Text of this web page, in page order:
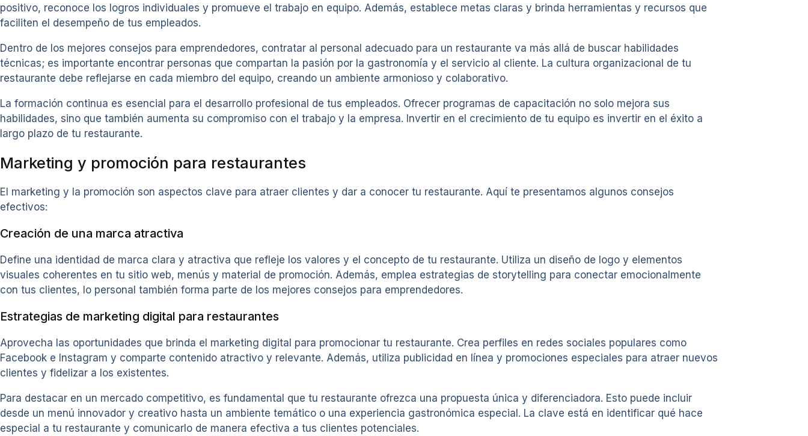
positivo, reconoce los logros individuales y promueve el trabajo en equipo. Además, establece metas claras y brinda herramientas y recursos que
faciliten el desempeño de tus empleados.
Dentro de los mejores consejos para emprendedores, contratar al personal adecuado para un restaurante va más allá de buscar habilidades
técnicas; es importante encontrar personas que compartan la pasión por la gastronomía y el servicio al cliente. La cultura organizacional de tu
restaurante debe reflejarse en cada miembro del equipo, creando un ambiente armonioso y colaborativo.
La formación continua es esencial para el desarrollo profesional de tus empleados. Ofrecer programas de capacitación no solo mejora sus
habilidades, sino que también aumenta su compromiso con el trabajo y la empresa. Invertir en el crecimiento de tu equipo es invertir en el éxito a
largo plazo de tu restaurante.
Marketing y promoción para restaurantes
El marketing y la promoción son aspectos clave para atraer clientes y dar a conocer tu restaurante. Aquí te presentamos algunos consejos
efectivos:
Creación de una marca atractiva
Define una identidad de marca clara y atractiva que refleje los valores y el concepto de tu restaurante. Utiliza un diseño de logo y elementos
visuales coherentes en tu sitio web, menús y material de promoción. Además, emplea estrategias de storytelling para conectar emocionalmente
con tus clientes, lo personal también forma parte de los mejores consejos para emprendedores.
Estrategias de marketing digital para restaurantes
Aprovecha las oportunidades que brinda el marketing digital para promocionar tu restaurante. Crea perfiles en redes sociales populares como
Facebook e Instagram y comparte contenido atractivo y relevante. Además, utiliza publicidad en línea y promociones especiales para atraer nuevos
clientes y fidelizar a los existentes.
Para destacar en un mercado competitivo, es fundamental que tu restaurante ofrezca una propuesta única y diferenciadora. Esto puede incluir
desde un menú innovador y creativo hasta un ambiente temático o una experiencia gastronómica especial. La clave está en identificar qué hace
especial a tu restaurante y comunicarlo de manera efectiva a tus clientes potenciales.